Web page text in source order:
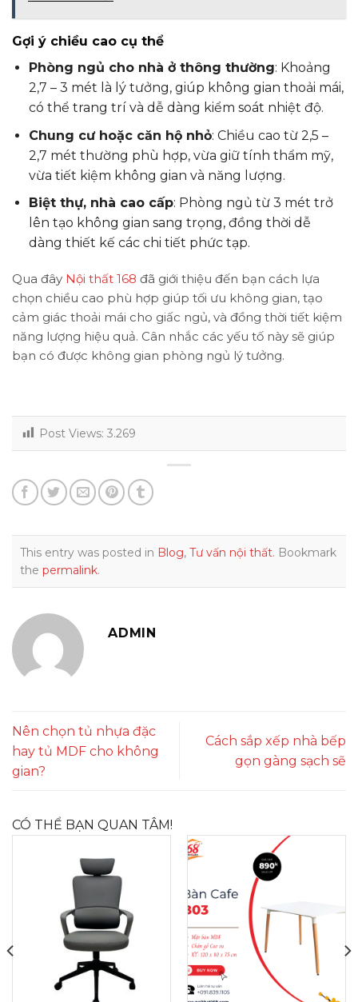
Gợi ý chiều cao cụ thể
Phòng ngủ cho nhà ở thông thường: Khoảng
2,7 – 3 mét là lý tưởng, giúp không gian thoải mái,
có thể trang trí và dễ dàng kiểm soát nhiệt độ.
Chung cư hoặc căn hộ nhỏ: Chiều cao từ 2,5 –
2,7 mét thường phù hợp, vừa giữ tính thẩm mỹ,
vừa tiết kiệm không gian và năng lượng.
Biệt thự, nhà cao cấp: Phòng ngủ từ 3 mét trở
lên tạo không gian sang trọng, đồng thời dễ
dàng thiết kế các chi tiết phức tạp.
Qua đây Nội thất 168 đã giới thiệu đến bạn cách lựa
chọn chiều cao phù hợp giúp tối ưu không gian, tạo
cảm giác thoải mái cho giấc ngủ, và đồng thời tiết kiệm
năng lượng hiệu quả. Cân nhắc các yếu tố này sẽ giúp
bạn có được không gian phòng ngủ lý tưởng.
Post Views: 3.269
This entry was posted in Blog, Tư vấn nội thất. Bookmark
the permalink.
ADMIN
Nên chọn tủ nhựa đặc
hay tủ MDF cho không
gian?
Cách sắp xếp nhà bếp
gọn gàng sạch sẽ
CÓ THỂ BẠN QUAN TÂM!